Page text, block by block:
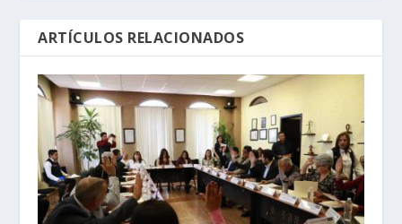
ARTÍCULOS RELACIONADOS